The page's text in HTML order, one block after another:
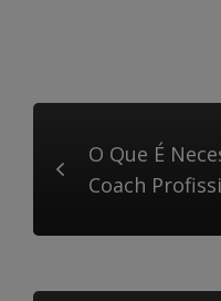
O Que É
Coach